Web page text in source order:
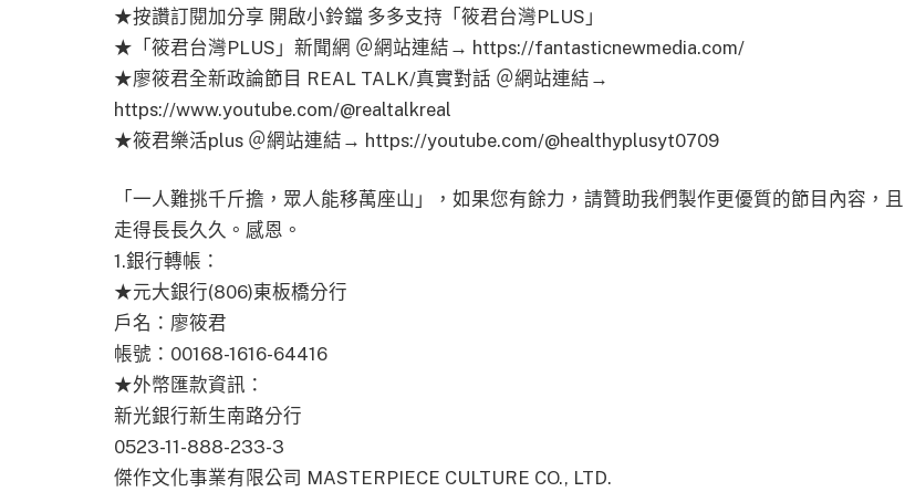
★按讚訂閱加分享 開啟小鈴鐺 多多支持「筱君台灣PLUS」
★「筱君台灣PLUS」新聞網 ＠網站連結→ https://fantasticnewmedia.com/
★廖筱君全新政論節目 REAL TALK/真實對話 ＠網站連結→
https://www.youtube.com/@realtalkreal
★筱君樂活plus ＠網站連結→ https://youtube.com/@healthyplusyt0709
「一人難挑千斤擔，眾人能移萬座山」，如果您有餘力，請贊助我們製作更優質的節目內容，且
走得長長久久。感恩。
1.銀行轉帳：
★元大銀行(806)東板橋分行
戶名：廖筱君
帳號：00168-1616-64416
★外幣匯款資訊：
新光銀行新生南路分行
0523-11-888-233-3
傑作文化事業有限公司 MASTERPIECE CULTURE CO., LTD.